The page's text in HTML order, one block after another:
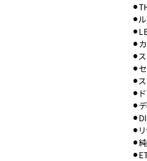
⚫︎
⚫︎
⚫︎
⚫︎
⚫︎
⚫︎
⚫︎
⚫︎
⚫︎